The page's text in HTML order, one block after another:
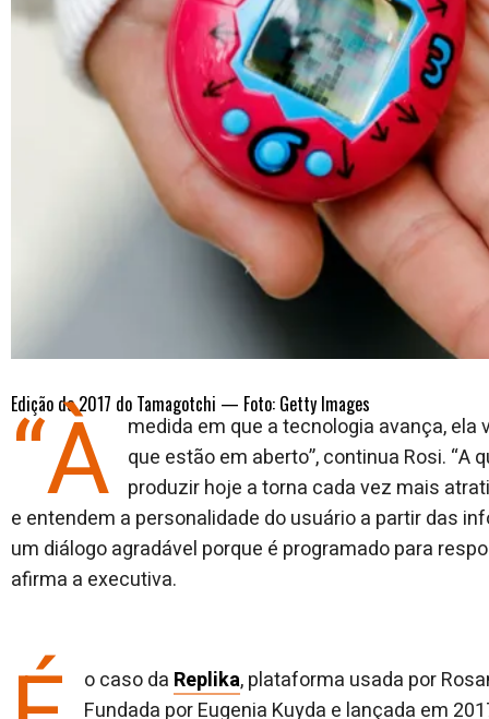
Edição de 2017 do Tamagotchi — Foto: Getty Images
“À
medida em que a tecnologia avança,
que estão em aberto”, continua Rosi. “A
produzir hoje a torna cada vez mais
e entendem a personalidade do usuário a partir das
um diálogo agradável porque é programado para
afirma a executiva.
o caso da Replika, plataforma usada por
Fundada por Eugenia Kuyda e lançada em